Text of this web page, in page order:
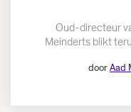
Oud-directeur
Meinderts blikt
doorAad